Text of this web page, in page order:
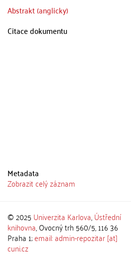
Abstrakt (anglicky)
Citace dokumentu
Metadata
Zobrazit celý záznam
© 2025 Univerzita Karlova,Ústřední
knihovna, Ovocný trh 560/5, 116 36
Praha 1;email: admin-repozitar [at]
cuni.cz